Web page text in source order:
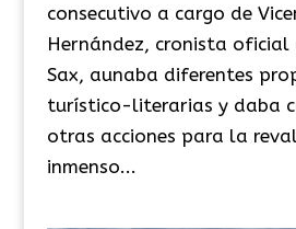
consecutivo a cargo de
Hernández, cronista
Sax, aunaba diferentes
turístico-literarias y daba
otras acciones para la
inmenso...